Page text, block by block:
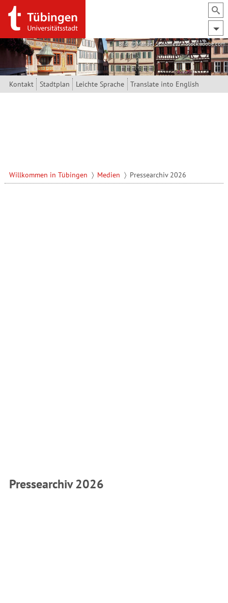
Direkt zum Inhalt
Bild: @Manuel Schönfeld – stock.adobe.com
Kontakt Stadtplan Leichte Sprache Translate into English
Willkommen in Tübingen Medien Pressearchiv 2026
Pressearchiv 2026